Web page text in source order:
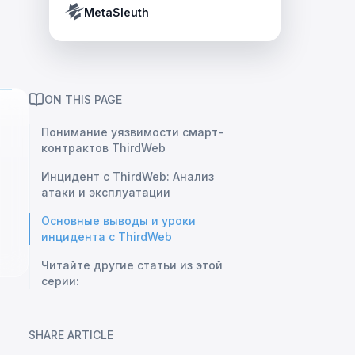
Tether’s blacklist in real time.
MetaSleuth
ON THIS PAGE
Понимание уязвимости смарт-
контрактов ThirdWeb
Инцидент с ThirdWeb: Анализ
атаки и эксплуатации
Основные выводы и уроки
инцидента с ThirdWeb
Читайте другие статьи из этой
серии:
SHARE ARTICLE